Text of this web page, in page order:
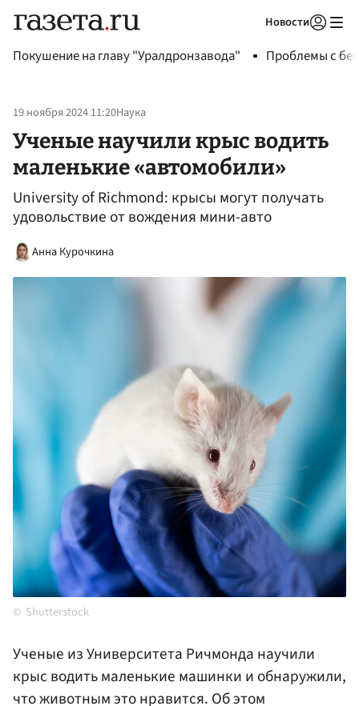
Новости
Покушение на главу "Уралдронзавода" Проблемы с
19 ноября 2024 11:20Наука
Ученые научили крыс водить
маленькие «автомобили»
University of Richmond: крысы могут получать
удовольствие от вождения мини-авто
Анна Курочкина
Shutterstock
Ученые из Университета Ричмонда научили
крыс водить маленькие машинки и обнаружили,
что животным это нравится. Об этом